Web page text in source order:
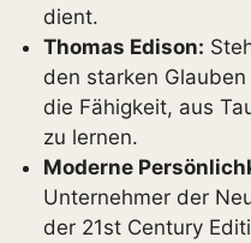
dient.
Thomas Edison:
den starken
die Fähigkeit, aus
zu lernen.
Moderne
Unternehmer der
der 21st Century